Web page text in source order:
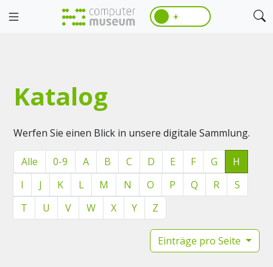
☀️
Katalog
Werfen Sie einen Blick in unsere digitale Sammlung.
Alle 0-9 A B C D E F G
H
I
J K L M N O P Q R
S
T
U V W X Y Z
Einträge pro Seite